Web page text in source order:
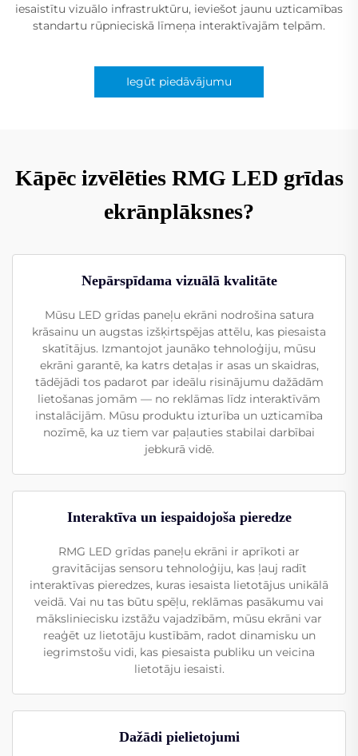
iesaistītu vizuālo infrastruktūru, ieviešot jaunu uzticamības
standartu rūpnieciskā līmeņa interaktīvajām telpām.
Iegūt piedāvājumu
Kāpēc izvēlēties RMG LED grīdas
ekrānplāksnes?
Nepārspīdama vizuālā kvalitāte
Mūsu LED grīdas paneļu ekrāni nodrošina satura
krāsainu un augstas izšķirtspējas attēlu, kas piesaista
skatītājus. Izmantojot jaunāko tehnoloģiju, mūsu
ekrāni garantē, ka katrs detaļas ir asas un skaidras,
tādējādi tos padarot par ideālu risinājumu dažādām
lietošanas jomām — no reklāmas līdz interaktīvām
instalācijām. Mūsu produktu izturība un uzticamība
nozīmē, ka uz tiem var paļauties stabilai darbībai
jebkurā vidē.
Interaktīva un iespaidojoša pieredze
RMG LED grīdas paneļu ekrāni ir aprīkoti ar
gravitācijas sensoru tehnoloģiju, kas ļauj radīt
interaktīvas pieredzes, kuras iesaista lietotājus unikālā
veidā. Vai nu tas būtu spēļu, reklāmas pasākumu vai
māksliniecisku izstāžu vajadzībām, mūsu ekrāni var
reaģēt uz lietotāju kustībām, radot dinamisku un
iegrimstošu vidi, kas piesaista publiku un veicina
lietotāju iesaisti.
Dažādi pielietojumi